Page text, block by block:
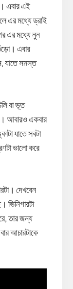
এবার এই
এর মধ্যে ড্রাই
এর মধ্যে নুন
এবার
যাতে সমস্ত
বা ভূত
আবারও একবার
যাতে সবটা
ভালো করে
দেখবেন
ভিনিগারটা
তার জন্য
আচারটাকে